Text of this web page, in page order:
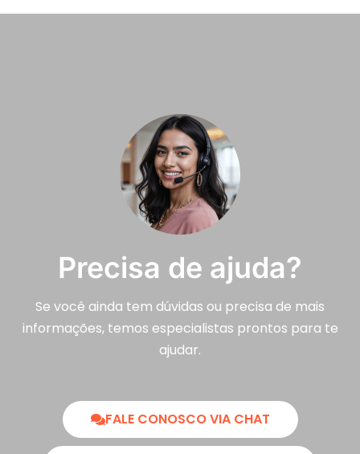
Precisa de ajuda?
Se você ainda tem dúvidas ou precisa de mais
informações, temos especialistas prontos para te
ajudar.
FALE CONOSCO VIA CHAT